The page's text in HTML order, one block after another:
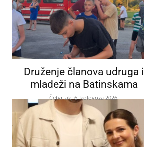
Druženje članova udruga i
mladeži na Batinskama
Četvrtak, 6. kolovoza 2026.